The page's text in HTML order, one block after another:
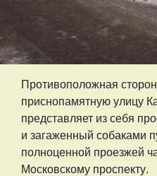
Противоположная
приснопамятную улицу
представляет из себя
и загаженный собаками
полноценной проезжей
Московскому проспекту.